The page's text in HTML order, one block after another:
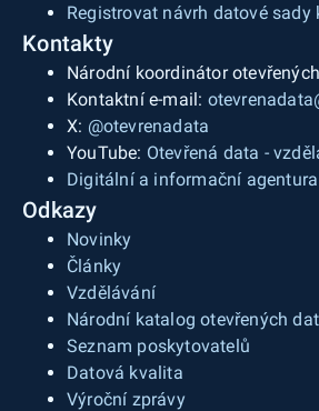
Registrovat návrh datové sady
Kontakty
Národní koordinátor
Kontaktní e-mail:
X: @otevrenadata
YouTube: Otevřená data -
Digitální a informační agentura
Odkazy
Novinky
Články
Vzdělávání
Národní katalog otevřených dat
Seznam poskytovatelů
Datová kvalita
Výroční zprávy